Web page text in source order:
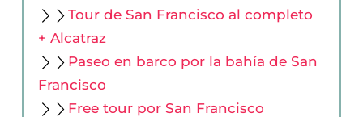
Tour de San Francisco al completo
+ Alcatraz
Paseo en barco por la bahía de San
Francisco
Free tour por San Francisco